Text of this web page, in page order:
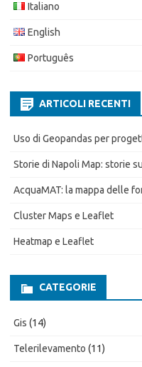
Italiano
English
Português
ARTICOLI RECENTI
Uso di Geopandas per
Storie di Napoli Map: storie
AcquaMAT: la mappa delle
Cluster Maps e Leaflet
Heatmap e Leaflet
CATEGORIE
Gis (14)
Telerilevamento (11)